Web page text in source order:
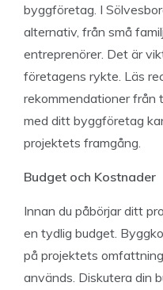
byggföretag. I
alternativ, från små
entreprenörer. Det är
företagens rykte. Läs
rekommendationer från
med ditt byggföretag
projektets framgång.
Budget och Kostnader
Innan du påbörjar ditt
en tydlig budget.
på projektets
används. Diskutera din